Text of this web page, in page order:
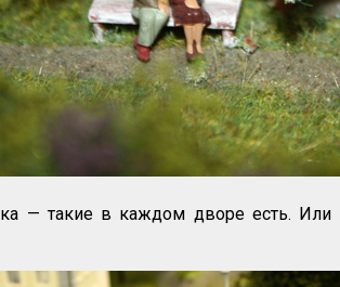
— такие в каждом дворе есть. Или